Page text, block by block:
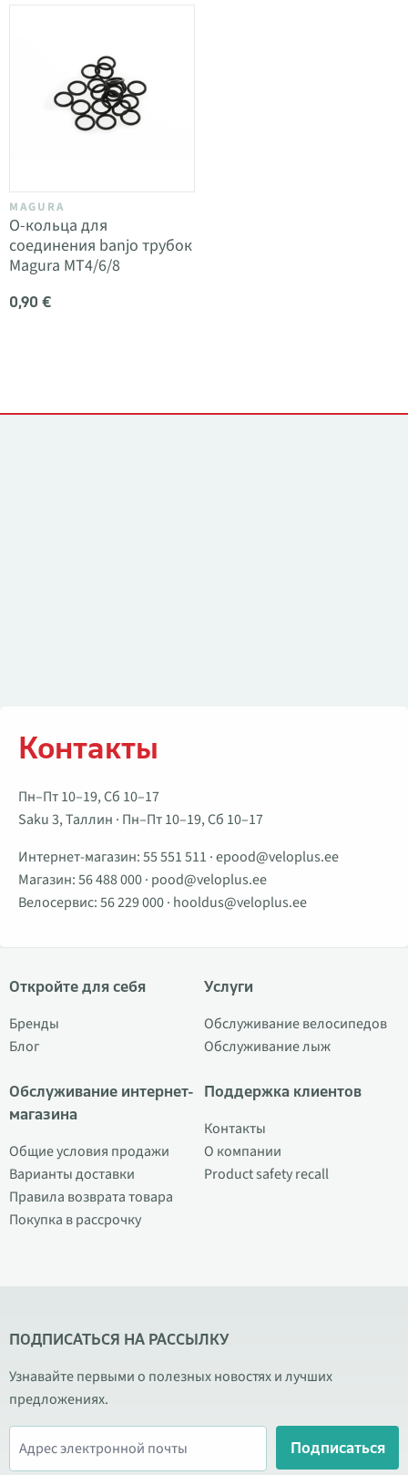
MAGURA
O-кольца для
соединения banjo трубок
Magura MT4/6/8
0,90 €
Контакты
Пн–Пт 10–19, Сб 10–17
Saku 3, Таллин · Пн–Пт 10–19, Сб 10–17
Интернет-магазин:55 551 511 ·epood@veloplus.ee
Магазин:56 488 000· pood@veloplus.ee
Велосервис:56 229 000· hooldus@veloplus.ee
Откройте для себя
Бренды
Блог
Обслуживание интернет-
магазина
Общие условия продажи
Варианты доставки
Правила возврата товара
Покупка в рассрочку
Услуги
Обслуживание велосипедов
Обслуживание лыж
Поддержка клиентов
Контакты
О компании
Product safety recall
ПОДПИСАТЬСЯ НА РАССЫЛКУ
Узнавайте первыми о полезных новостях и лучших
предложениях.
Подписаться